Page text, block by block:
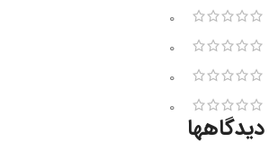
0
0
0
0
دیدگاهها